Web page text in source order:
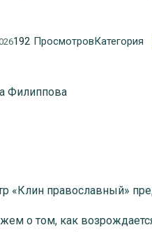
192 ПросмотровКатегория
Филиппова
«Клин православный»
о том, как